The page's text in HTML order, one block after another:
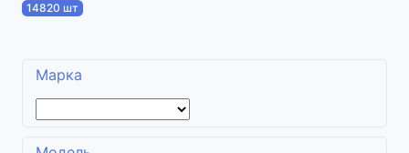
14820 шт
Марка